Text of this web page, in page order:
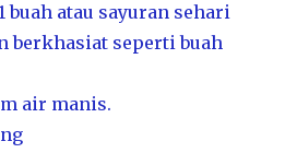
buah atau sayuran sehari
berkhasiat seperti buah
air manis.